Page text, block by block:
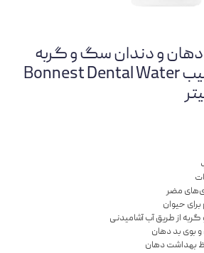
دهان و دندان سگ و گربه
بونست با طعم سیب Bonnest Dental Water
مضر
حیوان
از طریق آب آشامیدنی
و بوی بد دهان
بهداشت دهان